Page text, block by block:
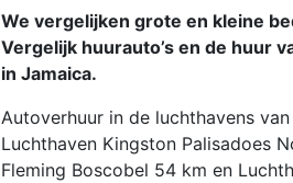
We vergelijken grote en kleine
Vergelijk huurauto’s en de huur
in Jamaica.
Autoverhuur in de luchthavens
Luchthaven Kingston Palisadoes
Fleming Boscobel 54 km en